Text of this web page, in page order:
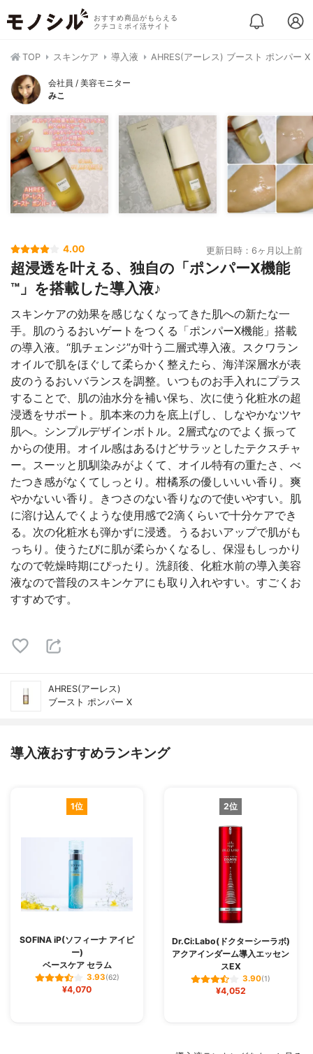
おすすめ商品がもらえる
クチコミポイ活サイト
TOP スキンケア 導入液 AHRES(アーレス) ブースト ポンパー X
会社員 / 美容モニター
みこ
4.00 更新日時：6ヶ月以上前
超浸透を叶える、独自の「ポンパーX機能
™」を搭載した導入液♪
スキンケアの効果を感じなくなってきた肌への新たな一
手。肌のうるおいゲートをつくる「ポンパーX機能」搭載
の導入液。“肌チェンジ”が叶う二層式導入液。スクワラン
オイルで肌をほぐして柔らかく整えたら、海洋深層水が表
皮のうるおいバランスを調整。いつものお手入れにプラス
することで、肌の油水分を補い保ち、次に使う化粧水の超
浸透をサポート。肌本来の力を底上げし、しなやかなツヤ
肌へ。シンプルデザインボトル。2層式なのでよく振って
からの使用。オイル感はあるけどサラッとしたテクスチャ
ー。スーッと肌馴染みがよくて、オイル特有の重たさ、べ
たつき感がなくてしっとり。柑橘系の優しいいい香り。爽
やかないい香り。きつさのない香りなので使いやすい。肌
に溶け込んでくような使用感で2滴くらいで十分ケアでき
る。次の化粧水も弾かずに浸透。うるおいアップで肌がも
っちり。使うたびに肌が柔らかくなるし、保湿もしっかり
なので乾燥時期にぴったり。洗顔後、化粧水前の導入美容
液なので普段のスキンケアにも取り入れやすい。すごくお
すすめです。
AHRES(アーレス)
ブースト ポンパー X
導入液おすすめランキング
1位
SOFINA iP(ソフィーナ アイピ
ー)
ベースケア セラム
3.93(62)
¥4,070
2位
Dr.Ci:Labo(ドクターシーラボ)
アクアインダーム導入エッセン
スEX
3.90(1)
¥4,052